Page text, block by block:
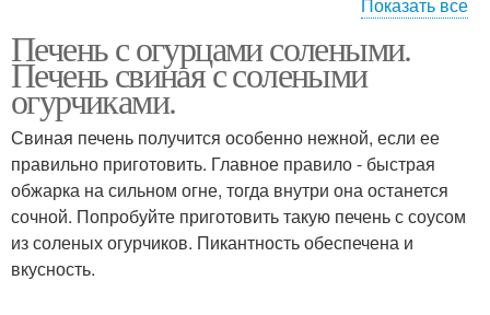
Куриная печень Тушеная печень
Салат из печени Говяжья печень
Печень с огурцами солеными.
Печень свиная с солеными
огурчиками.
Свиная печень получится особенно нежной, если ее
правильно приготовить. Главное правило - быстрая
обжарка на сильном огне, тогда внутри она останется
сочной. Попробуйте приготовить такую печень с соусом
из соленых огурчиков. Пикантность обеспечена и
вкусность.